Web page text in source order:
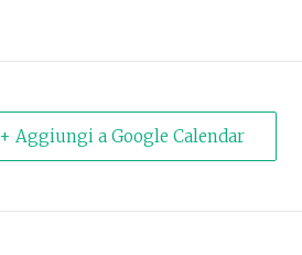
+ Aggiungi a Google Calendar